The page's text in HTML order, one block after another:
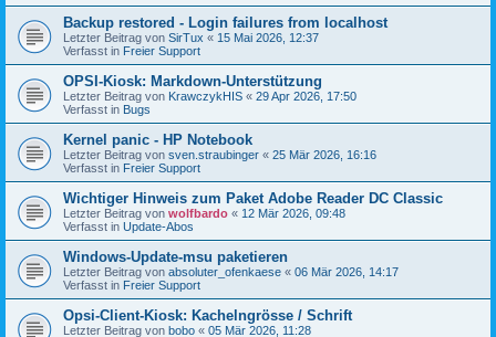
Backup restored - Login failures from localhost
Letzter Beitrag von SirTux « 15 Mai 2026, 12:37
Verfasst in Freier Support
OPSI-Kiosk: Markdown-Unterstützung
Letzter Beitrag von KrawczykHIS « 29 Apr 2026, 17:50
Verfasst in Bugs
Kernel panic - HP Notebook
Letzter Beitrag von sven.straubinger « 25 Mär 2026, 16:16
Verfasst in Freier Support
Wichtiger Hinweis zum Paket Adobe Reader DC Classic
Letzter Beitrag von wolfbardo « 12 Mär 2026, 09:48
Verfasst in Update-Abos
Windows-Update-msu paketieren
Letzter Beitrag von absoluter_ofenkaese « 06 Mär 2026, 14:17
Verfasst in Freier Support
Opsi-Client-Kiosk: Kachelngrösse / Schrift
Letzter Beitrag von bobo « 05 Mär 2026, 11:28